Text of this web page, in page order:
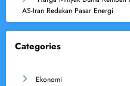
AS-Iran Redakan Pasar Energi
Categories
Ekonomi